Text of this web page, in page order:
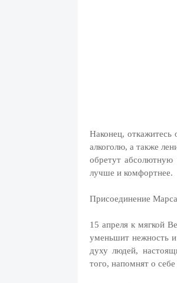
Наконец, откажитесь
алкоголю, а также
обретут
лучше и комфортнее.
Присоединение
15 апреля к мягкой
уменьшит нежность и
духу людей,
того, напомнят о